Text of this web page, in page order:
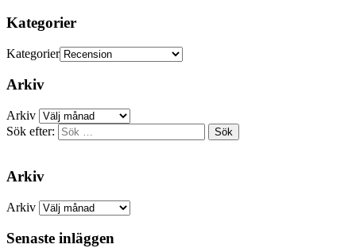
Kategorier
Kategorier
Arkiv
Arkiv
Sök efter:
Arkiv
Arkiv
Senaste inläggen